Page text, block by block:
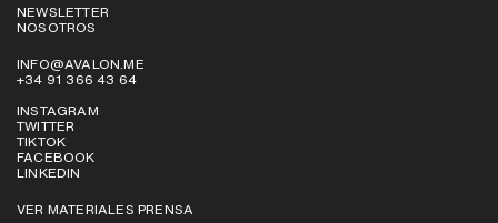
NEWSLETTER
NOSOTROS
INFO@AVALON.ME
+34 91 366 43 64
INSTAGRAM
TWITTER
TIKTOK
FACEBOOK
LINKEDIN
VER MATERIALES PRENSA